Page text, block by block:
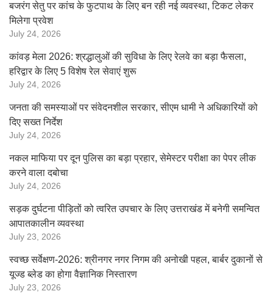
बजरंग सेतु पर कांच के फुटपाथ के लिए बन रही नई व्यवस्था, टिकट लेकर
मिलेगा प्रवेश
July 24, 2026
कांवड़ मेला 2026: श्रद्धालुओं की सुविधा के लिए रेलवे का बड़ा फैसला,
हरिद्वार के लिए 5 विशेष रेल सेवाएं शुरू
July 24, 2026
जनता की समस्याओं पर संवेदनशील सरकार, सीएम धामी ने अधिकारियों को
दिए सख्त निर्देश
July 24, 2026
नकल माफिया पर दून पुलिस का बड़ा प्रहार, सेमेस्टर परीक्षा का पेपर लीक
करने वाला दबोचा
July 24, 2026
सड़क दुर्घटना पीड़ितों को त्वरित उपचार के लिए उत्तराखंड में बनेगी समन्वित
आपातकालीन व्यवस्था
July 23, 2026
स्वच्छ सर्वेक्षण-2026: श्रीनगर नगर निगम की अनोखी पहल, बार्बर दुकानों से
यूज्ड ब्लेड का होगा वैज्ञानिक निस्तारण
July 23, 2026